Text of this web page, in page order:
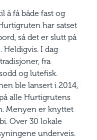
å få både fast og
har satset
så det er slutt på
Heldigvis. I dag
fra
og lutefisk.
ble lansert i 2014,
alle Hurtigrutens
Menyen er knyttet
Over 30 lokale
underveis.